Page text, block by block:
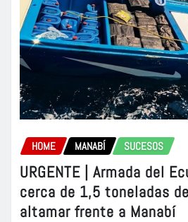
HOME MANABÍ SUCESOS
URGENTE | Armada del
cerca de 1,5 toneladas
altamar frente a Manabí